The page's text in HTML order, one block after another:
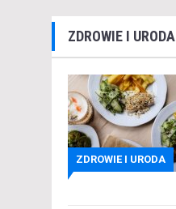
ZDROWIE I URODA
ZDROWIE I URODA